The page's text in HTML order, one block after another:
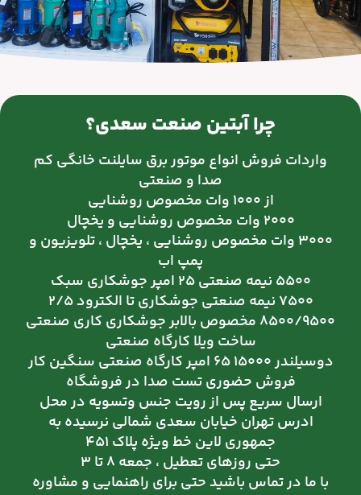
چرا آبتين صنعت سعدي؟
واردات فروش انواع موتور برق سایلنت خانگی کم
صدا و صنعتی
از ۱۰۰۰ وات مخصوص روشنایی
۲۰۰۰ وات مخصوص روشنایی و یخچال
۳۰۰۰ وات مخصوص روشنایی ، یخچال ، تلویزيون و
پمپ اب
۵۵۰۰ نیمه صنعتی ۲۵ امپر جوشکاری سبک
۷۵۰۰ نیمه صنعتی جوشکاری تا الکترود ۲/۵
۸۵۰۰/۹۵۰۰ مخصوص بالابر جوشکاری کاری صنعتی
ساخت ویلا کارگاه صنعتی
دوسیلندر ۱۵۰۰۰ ۶۵ امپر کارگاه صنعتی سنگین کار
فروش حضوری تست صدا در فروشگاه
ارسال سریع پس از رویت جنس وتسویه در محل
ادرس تهران خیابان سعدی شمالی نرسیده به
جمهوری لاین خط ویژه پلاک ۴۵۱
حتی روزهای تعطیل ، جمعه ۸ تا ۳
با ما در تماس باشید حتی برای راهنمایی و مشاوره